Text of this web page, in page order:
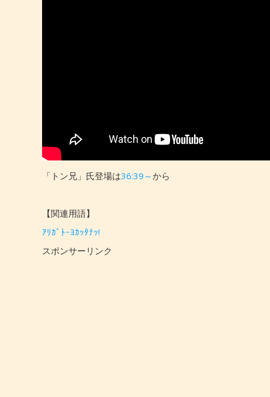
「トン兄」氏登場は36:39～から
【関連用語】
ｱﾘｶﾞﾄｰﾖｶｯﾀﾅｯ!
スポンサーリンク